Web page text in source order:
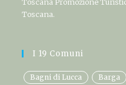
Toscana Promozione
Toscana.
I 19 Comuni
Bagni di Lucca Barga